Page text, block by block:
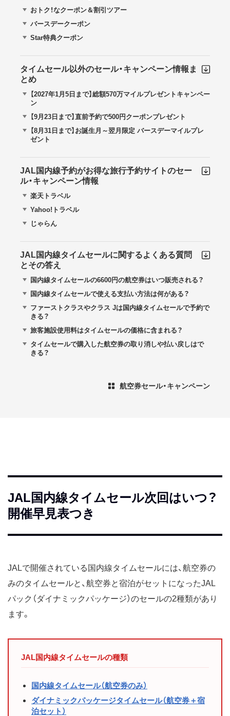
おトク！なクーポン＆割引ツアー
バースデークーポン
Star特典クーポン
タイムセール以外のセール・キャンペーン情報ま
とめ
【2027年1月5日まで】総額570万マイルプレゼントキャンペー
ン
【9月23日まで】直前予約で500円クーポンプレゼント
【8月31日まで】お誕生月～翌月限定 バースデーマイルプレ
ゼント
JAL国内線予約がお得な旅行予約サイトのセー
ル・キャンペーン情報
楽天トラベル
Yahoo!トラベル
じゃらん
JAL国内線タイムセールに関するよくある質問
とその答え
国内線タイムセールの6600円の航空券はいつ販売される？
国内線タイムセールで使える支払い方法は何がある？
ファーストクラスやクラス Jは国内線タイムセールで予約で
きる？
旅客施設使用料はタイムセールの価格に含まれる？
タイムセールで購入した航空券の取り消しや払い戻しはで
きる？
航空券セール・キャンペーン
JAL国内線タイムセール次回はいつ？
開催早見表つき
JALで開催されている国内線タイムセールには、航空券の
みのタイムセールと、航空券と宿泊がセットになったJAL
パック（ダイナミックパッケージ）のセールの2種類があり
ます。
JAL国内線タイムセールの種類
国内線タイムセール（航空券のみ）
ダイナミックパッケージタイムセール（航空券＋宿
泊セット）